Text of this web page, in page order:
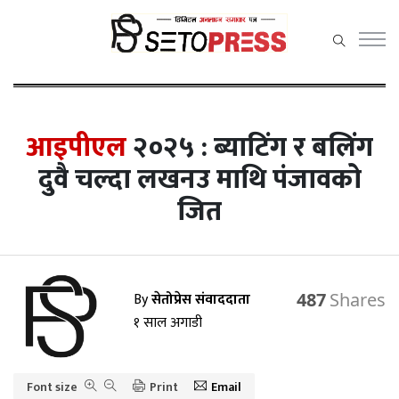
सेतोप्रेस मेनु
समाचार
प्रदेश समाचार
अर्थ/वाणिज्य
कला / मनोरञ्जन
आइपीएल२०२५ : ब्याटिंग र बलिंग
दुवै चल्दा लखनउ माथि पंजावको
जित
Byसेतोप्रेस संवाददाता
१ साल अगाडी
487
Font size Print Email